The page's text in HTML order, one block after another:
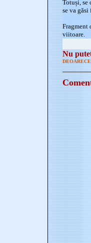
Totuși, se
se va găsi
Fragment
viitoare.
Nu